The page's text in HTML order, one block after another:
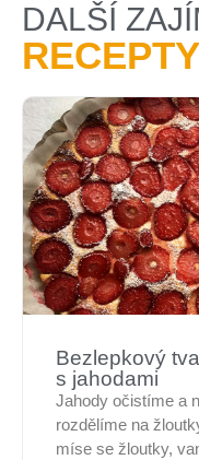
DALŠÍ
RECEPTY
Bezlepkový
s jahodami
Jahody očistíme a
rozdělíme na
míse se žloutky,